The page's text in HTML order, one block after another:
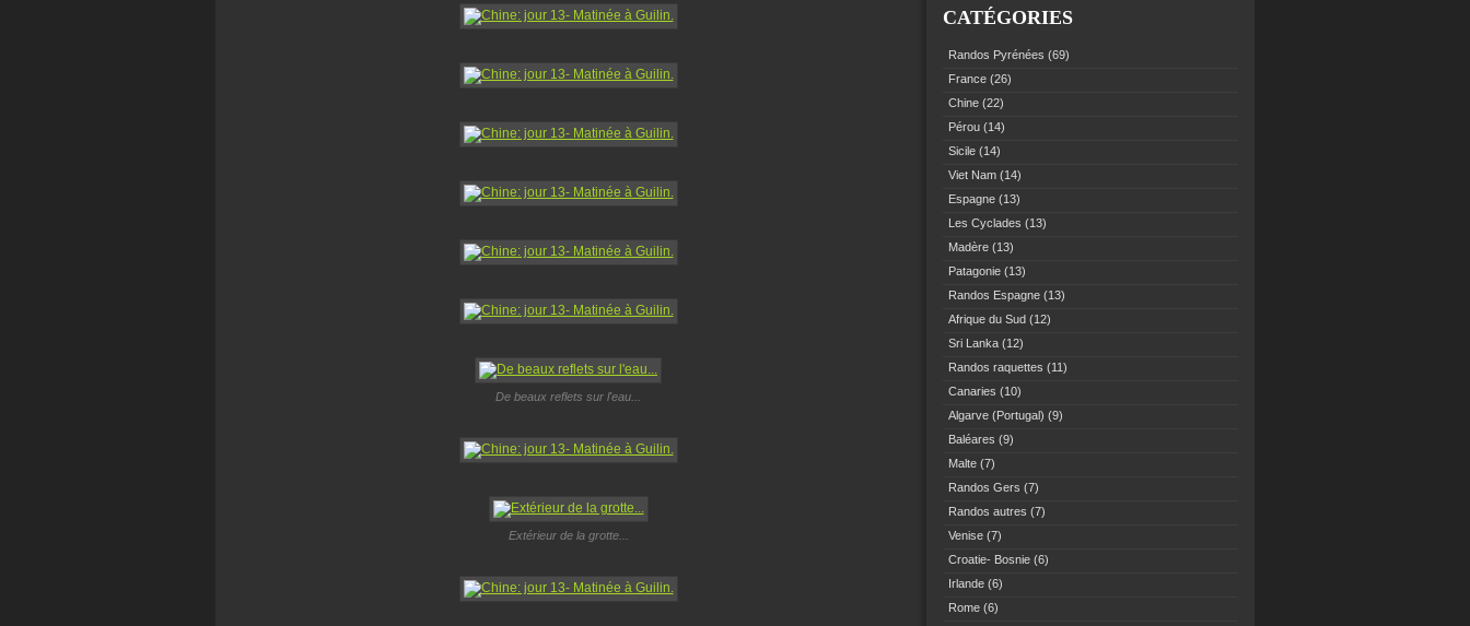
De beaux reflets sur l'eau...
Extérieur de la grotte...
CATÉGORIES
Randos Pyrénées (69)
France (26)
Chine (22)
Pérou (14)
Sicile (14)
Viet Nam (14)
Espagne (13)
Les Cyclades (13)
Madère (13)
Patagonie (13)
Randos Espagne (13)
Afrique du Sud (12)
Sri Lanka (12)
Randos raquettes (11)
Canaries (10)
Algarve (Portugal) (9)
Baléares (9)
Malte (7)
Randos Gers (7)
Randos autres (7)
Venise (7)
Croatie- Bosnie (6)
Irlande (6)
Rome (6)